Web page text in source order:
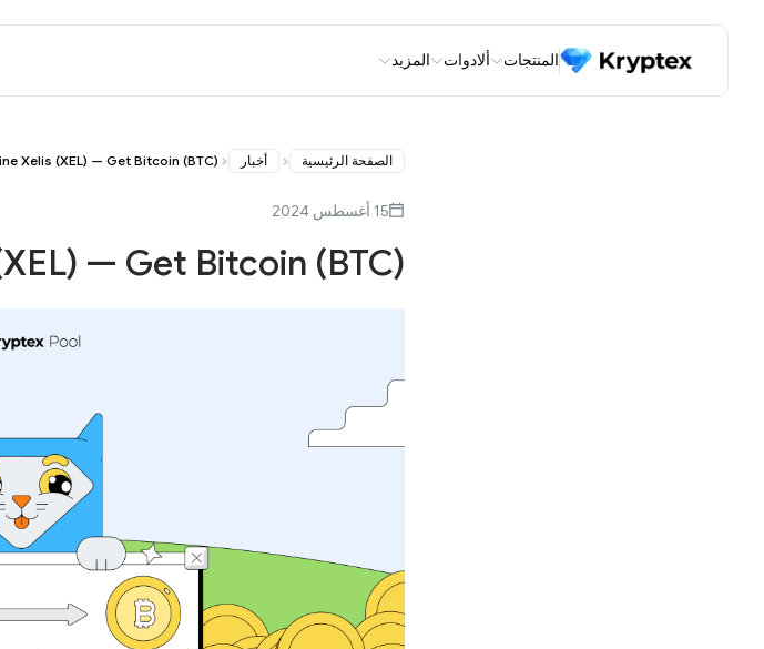
المنتجات ألادوات المزيد
الصفحة الرئيسية أخبار Xelis (XEL) — Get Bitcoin (BTC)
15 أغسطس 2024
— Get Bitcoin (BTC)